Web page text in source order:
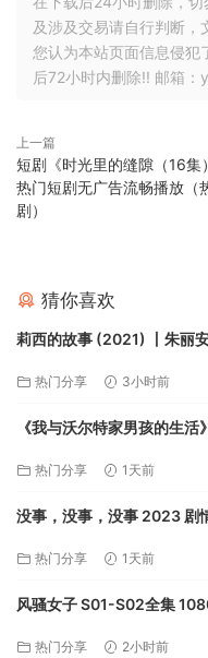
及涉及交易请自行判断
您认为本站页面信息侵犯
后72小时内删除!! 邮箱
上一篇
短剧《时光里的缝隙（16集
热门短剧无广告流畅播放（
剧）
猜你喜欢
莉西的故事 (2021) 丨朱丽
热门分享 3小时前
《我与沃尔特家男孩的生
热门分享 1天前
没事，没事，没事 2023 剧情/儿童 又名：没关系 没关系 没关系！
热门分享 1天前
风骚女子 S01-S02全集
热门分享 2小时前